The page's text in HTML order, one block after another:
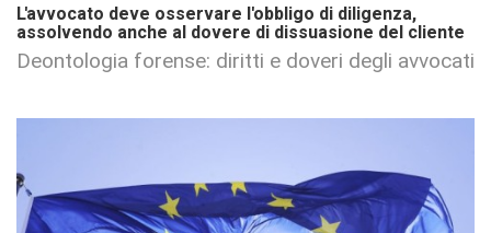
L'avvocato deve osservare l'obbligo di diligenza,
assolvendo anche al dovere di dissuasione del cliente
Deontologia forense: diritti e doveri degli avvocati